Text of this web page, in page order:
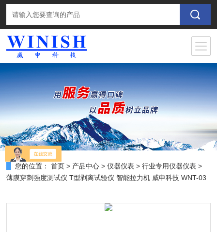
您的位置： 首页 > 产品中心 >仪器仪表 >行业专用仪器仪表 >
薄膜穿刺强度测试仪 T型剥离试验仪 智能拉力机 威申科技 WNT-03